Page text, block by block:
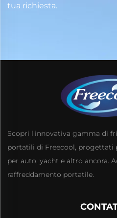
tua richiesta.
Scopri l'innovativa gamma di
portatili di Freecool, progettati
per auto, yacht e altro ancora.
raffreddamento portatile.